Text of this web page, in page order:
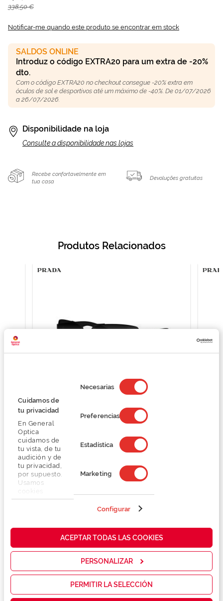
Cuidamos de
tu privacidad
En General
Optica
cuidamos de
tu vista, de tu
audición y de
tu privacidad,
por supuesto.
Usamos
propias y de
cómo mejorar
servicios y
las
que realmente
de
consentimiento
Necesarias
Preferencias
Estadística
Marketing
Configurar
ACEPTAR TODAS LAS COOKIES
PERSONALIZAR
PERMITIR LA SELECCIÓN
338,50 €
Notificar-me quando este produto se encontrar em stock
SALDOS ONLINE
Introduz o código EXTRA20 para um extra de -20%
dto.
Com o código EXTRA20 no checkout consegue -20% extra em
óculos de sol e desportivos até um máximo de -40%. De 01/07/2026
a 26/07/2026.
Disponibilidade na loja
Consulte a disponibilidade nas lojas
Recebe confortavelmente em
tua casa
Devoluções gratuitas
Produtos Relacionados
Prada 0PS B52S
254,40 €
Conselhos